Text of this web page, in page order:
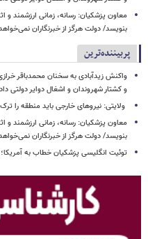
معاون پزشکیان: رسانه، زمانی ارزشمند و
بنویسد/ دولت هرگز از خبرنگاران نمی‌خواهد
پربیننده‌ترین
واکنش زیدآبادی به سخنان محمدباقر
و کشتار شهروندان و اشغال دوایر دولتی
ولایتی: نیروهای خارجی باید منطقه را
معاون پزشکیان: رسانه، زمانی ارزشمند و
بنویسد/ دولت هرگز از خبرنگاران نمی‌خواهد
توئیت انگلیسی پزشکیان خطاب به آمریکا؛